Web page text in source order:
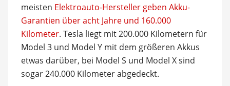
meisten Elektroauto-Hersteller geben Akku-
Garantien über acht Jahre und 160.000
Kilometer. Tesla liegt mit 200.000 Kilometern für
Model 3 und Model Y mit dem größeren Akkus
etwas darüber, bei Model S und Model X sind
sogar 240.000 Kilometer abgedeckt.